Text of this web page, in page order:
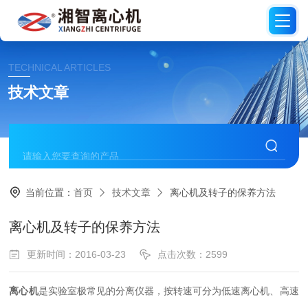
TECHNICAL ARTICLES
技术文章
当前位置：首页 技术文章 离心机及转子的保养方法
离心机及转子的保养方法
更新时间：2016-03-23 点击次数：2599
离心机是实验室极常见的分离仪器，按转速可分为低速离心机、高速